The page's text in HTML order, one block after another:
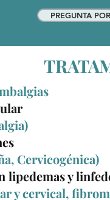
PREGUNTA
Cervicogénica)
lipedemas y
y cervical,